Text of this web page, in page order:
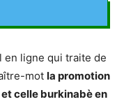
en ligne qui traite de
mot la promotion
celle burkinabè en